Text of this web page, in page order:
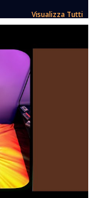
Visualizza Tutti